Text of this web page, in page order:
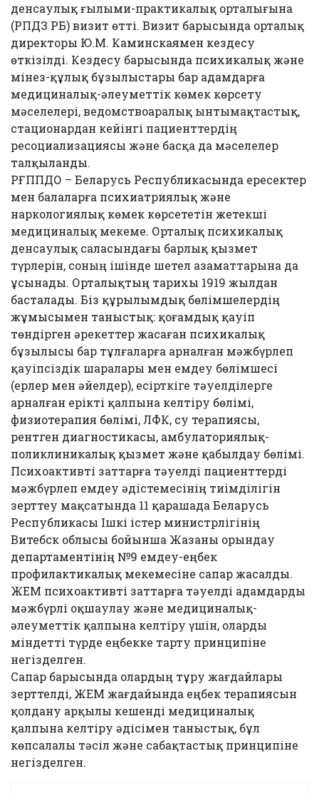
денсаулық ғылыми-практикалық орталығына
(РПДЗ РБ) визит өтті. Визит барысында орталық
директоры Ю.М. Каминскаямен кездесу
өткізілді. Кездесу барысында психикалық және
мінез-құлық бұзылыстары бар адамдарға
медициналық-әлеуметтік көмек көрсету
мәселелері, ведомствоаралық ынтымақтастық,
стационардан кейінгі пациенттердің
ресоциализациясы және басқа да мәселелер
талқыланды.
РҒППДО – Беларусь Республикасында ересектер
мен балаларға психиатриялық және
наркологиялық көмек көрсететін жетекші
медициналық мекеме. Орталық психикалық
денсаулық саласындағы барлық қызмет
түрлерін, соның ішінде шетел азаматтарына да
ұсынады. Орталықтың тарихы 1919 жылдан
басталады. Біз құрылымдық бөлімшелердің
жұмысымен таныстық: қоғамдық қауіп
төндірген әрекеттер жасаған психикалық
бұзылысы бар тұлғаларға арналған мәжбүрлеп
қауіпсіздік шаралары мен емдеу бөлімшесі
(ерлер мен әйелдер), есірткіге тәуелділерге
арналған ерікті қалпына келтіру бөлімі,
физиотерапия бөлімі, ЛФК, су терапиясы,
рентген диагностикасы, амбулаториялық-
поликлиникалық қызмет және қабылдау бөлімі.
Психоактивті заттарға тәуелді пациенттерді
мәжбүрлеп емдеу әдістемесінің тиімділігін
зерттеу мақсатында 11 қарашада Беларусь
Республикасы Ішкі істер министрлігінің
Витебск облысы бойынша Жазаны орындау
департаментінің №9 емдеу-еңбек
профилактикалық мекемесіне сапар жасалды.
ЖЕМ психоактивті заттарға тәуелді адамдарды
мәжбүрлі оқшаулау және медициналық-
әлеуметтік қалпына келтіру үшін, оларды
міндетті түрде еңбекке тарту принципіне
негізделген.
Сапар барысында олардың тұру жағдайлары
зерттелді, ЖЕМ жағдайында еңбек терапиясын
қолдану арқылы кешенді медициналық
қалпына келтіру әдісімен таныстық, бұл
көпсалалы тәсіл және сабақтастық принципіне
негізделген.